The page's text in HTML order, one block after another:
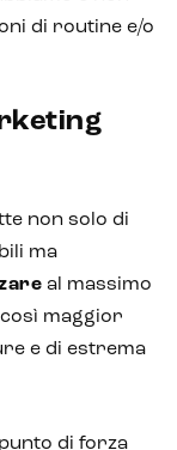
di routine e/o
non solo di
ma
al massimo
così maggior
e di estrema
di forza